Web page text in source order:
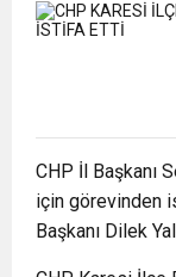
Künye
alışveriş
Engelli
11:54 Türkiye’de
otomobil
11:50 ENAG ekim
CHP İl Başkanı
için görevinden
Başkanı Dilek